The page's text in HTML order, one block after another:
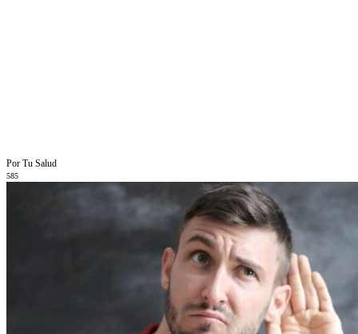
Por Tu Salud
585